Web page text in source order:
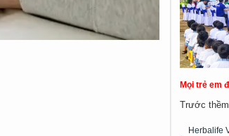
Mọi trẻ em
Trước
Herbalife